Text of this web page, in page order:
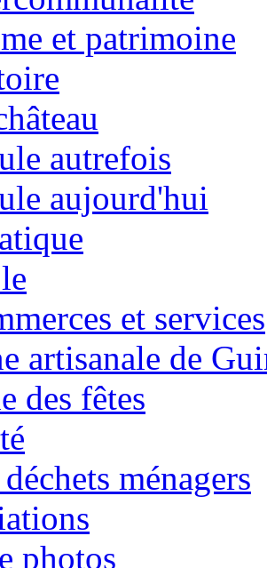
et patrimoine
autrefois
aujourd'hui
et services
artisanale de
des fêtes
ménagers
photos